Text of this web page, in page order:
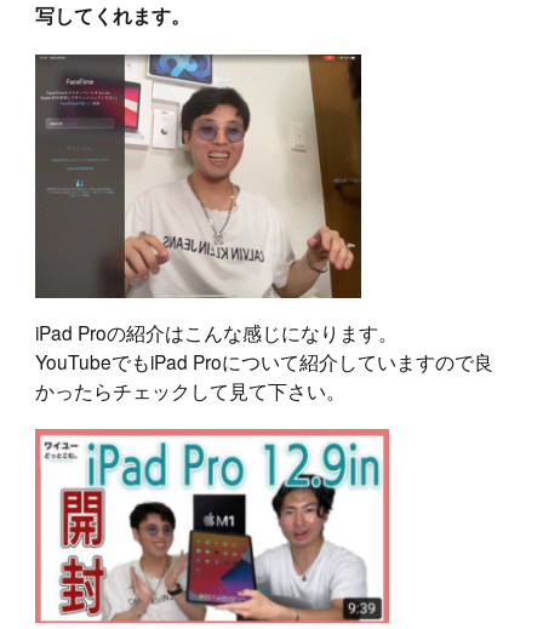
写してくれます。
iPad Proの紹介はこんな感じになります。
YouTubeでもiPad Proについて紹介していますので良
かったらチェックして見て下さい。